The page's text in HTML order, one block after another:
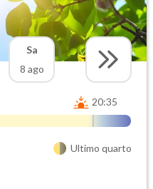
Sa
8 ago
20:35
Ultimo quarto